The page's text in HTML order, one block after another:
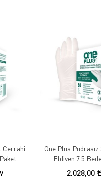
Cerrahi
Beden 50 Paket
One Plus
Eldiven 7.5
2.028,00